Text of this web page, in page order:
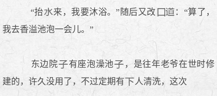
“抬 来，我要沐浴。”随后又改
：“算了，
我去香溢池泡一会儿。”
东边院 有座泡澡池
，是往年老爷在世时修
建的，许久没用了，不过定期有
人清洗，这次